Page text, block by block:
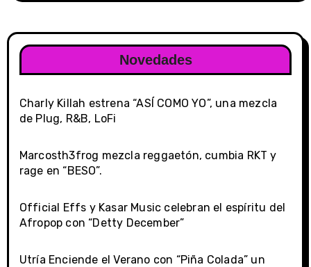
Novedades
Charly Killah estrena “ASÍ COMO YO”, una mezcla
de Plug, R&B, LoFi
Marcosth3frog mezcla reggaetón, cumbia RKT y
rage en “BESO”.
Official Effs y Kasar Music celebran el espíritu del
Afropop con “Detty December”
Utría Enciende el Verano con “Piña Colada” un